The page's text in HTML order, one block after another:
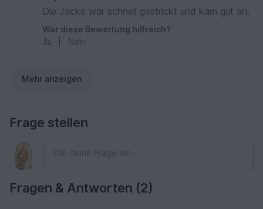
Die Jacke war schnell gestrickt und kam gut an.
War diese Bewertung hilfreich?
Ja
Nein
Mehr anzeigen
Frage stellen
Fragen & Antworten (2)